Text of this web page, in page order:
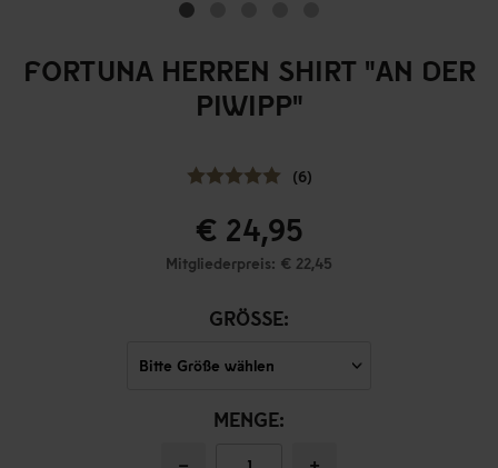
FORTUNA HERREN SHIRT "AN DER
PIWIPP"
(6)
€ 24,95
Mitgliederpreis: € 22,45
GRÖSSE:
MENGE: